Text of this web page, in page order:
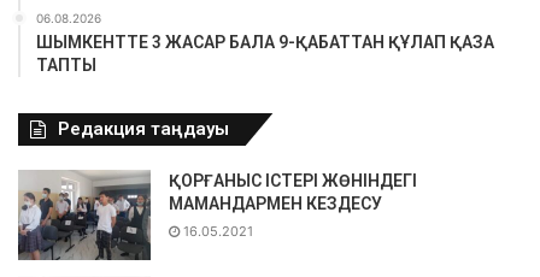
06.08.2026
ШЫМКЕНТТЕ 3 ЖАСАР БАЛА 9-ҚАБАТТАН ҚҰЛАП ҚАЗА
ТАПТЫ
Редакция таңдауы
ҚОРҒАНЫС ІСТЕРІ ЖӨНІНДЕГІ
МАМАНДАРМЕН КЕЗДЕСУ
16.05.2021